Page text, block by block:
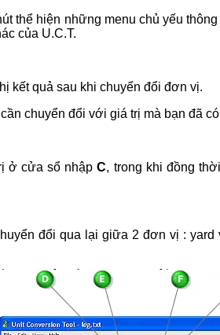
thể hiện những menu chủ yếu
của U.C.T.
kết quả sau khi chuyển đổi đơn vị.
chuyển đổi với giá trị mà bạn đã
ở cửa sổ nhậpC, trong khi đồng
đổi qua lại giữa 2 đơn vị :